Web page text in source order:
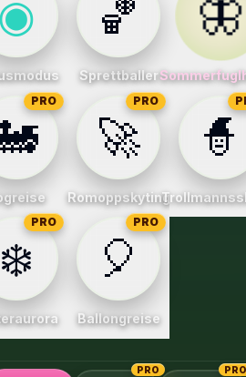
◉ 🏀
Sprettballer
🦋
PRO
🚀
PRO
Romoppskyting
🧙
❄️
PRO
🎈
PRO
Ballongreise
PRO PRO